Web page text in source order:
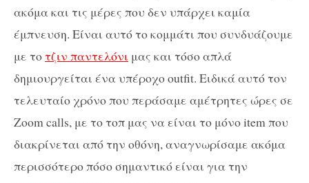
ακόμα και τις μέρες που δεν υπάρχει καμία
έμπνευση. Είναι αυτό το κομμάτι που συνδυάζουμε
με τοτζιν παντελόνι μας και τόσο απλά
δημιουργείται ένα υπέροχο outfit. Ειδικά αυτό τον
τελευταίο χρόνο που περάσαμε αμέτρητες ώρες σε
Zoom calls, με το τοπ μας να είναι το μόνο item που
διακρίνεται από την οθόνη, αναγνωρίσαμε ακόμα
περισσότερο πόσο σημαντικό είναι για την